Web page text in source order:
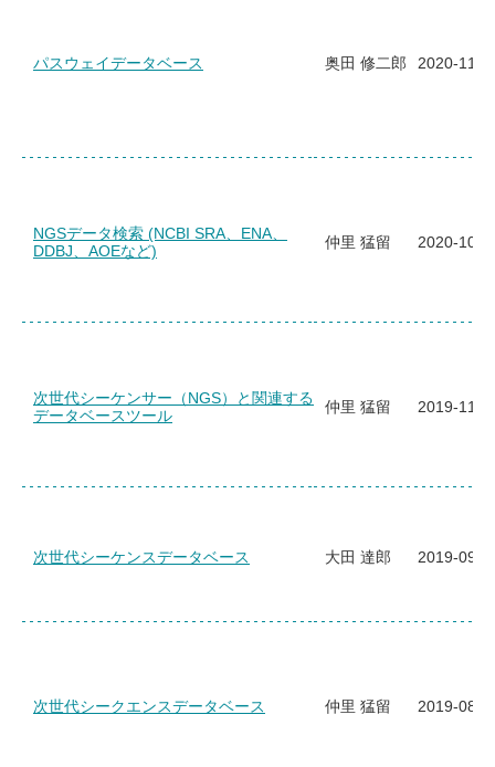
パスウェイデータベース 奥田 修二郎 2020-11-
NGSデータ検索 (NCBI SRA、ENA、
DDBJ、AOEなど)
仲里 猛留 2020-10-
次世代シーケンサー（NGS）と関連する
データベースツール
仲里 猛留 2019-11-
次世代シーケンスデータベース 大田 達郎 2019-09-
次世代シークエンスデータベース 仲里 猛留 2019-08-